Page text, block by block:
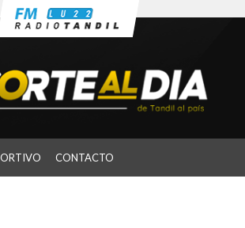
CONTACTO